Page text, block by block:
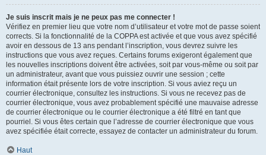
Je suis inscrit mais je ne peux pas me connecter !
Vérifiez en premier lieu que votre nom d’utilisateur et votre mot de passe soient
corrects. Si la fonctionnalité de la COPPA est activée et que vous avez spécifié
avoir en dessous de 13 ans pendant l’inscription, vous devrez suivre les
instructions que vous avez reçues. Certains forums exigeront également que
les nouvelles inscriptions doivent être activées, soit par vous-même ou soit par
un administrateur, avant que vous puissiez ouvrir une session ; cette
information était présente lors de votre inscription. Si vous aviez reçu un
courrier électronique, consultez les instructions. Si vous ne recevez pas de
courrier électronique, vous avez probablement spécifié une mauvaise adresse
de courrier électronique ou le courrier électronique a été filtré en tant que
pourriel. Si vous êtes certain que l’adresse de courrier électronique que vous
avez spécifiée était correcte, essayez de contacter un administrateur du forum.
Haut